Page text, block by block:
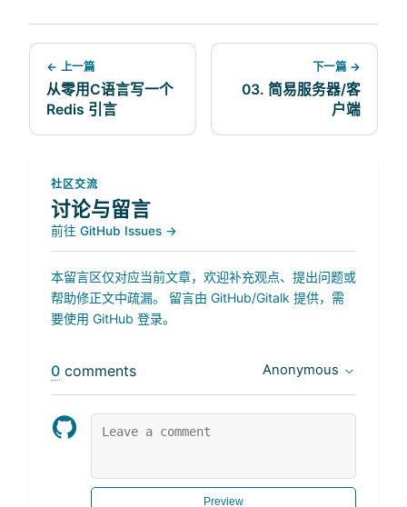
← 上一篇
从零用C语言写一个
Redis 引言
下一篇 →
03. 简易服务器/客
户端
社区交流
讨论与留言
前往 GitHub Issues →
本留言区仅对应当前文章，欢迎补充观点、提出问题或
帮助修正文中疏漏。 留言由 GitHub/Gitalk 提供，需
要使用 GitHub 登录。
0 comments Anonymous
Preview